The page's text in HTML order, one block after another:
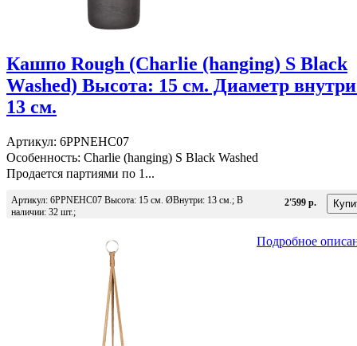
Кашпо Rough (Charlie (hanging) S Black
Washed) Высота: 15 см. Диаметр
13 см.
Артикул: 6PPNEHC07
Особенность: Charlie (hanging) S Black Washed
Продается партиями по 1...
Артикул: 6PPNEHC07 Высота: 15 см. ØВнутри: 13 см.; В
наличии: 32 шт.;
2'599 р.
Подробное